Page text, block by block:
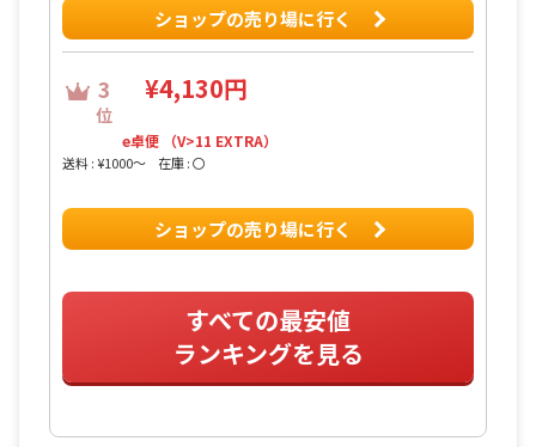
ショップの売り場に行く
3
位
¥4,130円
e卓便 （V>11 EXTRA）
送料 : ¥1000〜 在庫 : 〇
ショップの売り場に行く
すべての最安値
ランキングを見る